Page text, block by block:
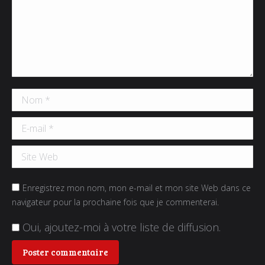
Nom *
E-mail *
Site Web
Enregistrez mon nom, mon e-mail et mon site Web dans ce
navigateur pour la prochaine fois que je commenterai.
Oui, ajoutez-moi à votre liste de diffusion.
Poster commentaire